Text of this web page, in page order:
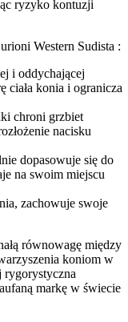
ryzyko kontuzji
Western Sudista :
i oddychającej
ciała konia i ogranicza
chroni grzbiet
nacisku
dopasowuje się do
na swoim miejscu
zachowuje swoje
równowagę między
koniom w
rygorystyczna
markę w świecie